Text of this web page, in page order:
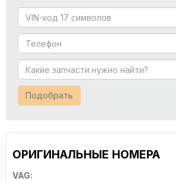
Подобрать
ОРИГИНАЛЬНЫЕ НОМЕРА
VAG: